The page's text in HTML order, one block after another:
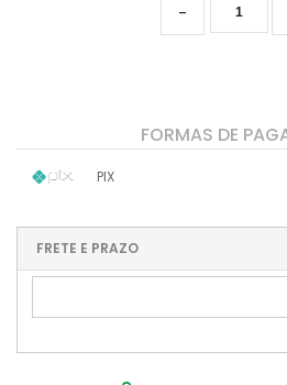
-
FORMAS DE
PIX
...
FRETE E PRAZO